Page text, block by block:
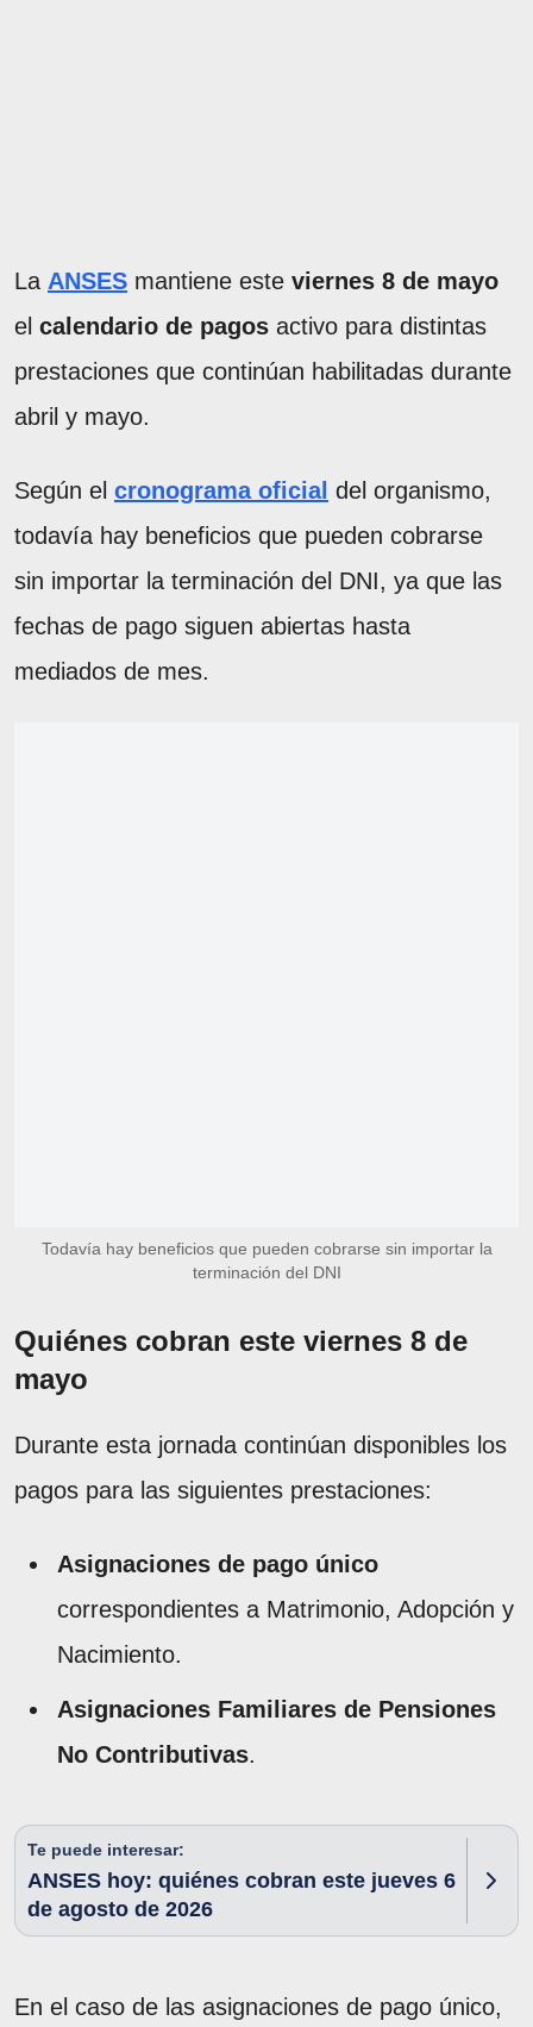
La ANSES mantiene este viernes 8 de mayo
el calendario de pagos activo para distintas
prestaciones que continúan habilitadas durante
abril y mayo.
Según el cronograma oficial del organismo,
todavía hay beneficios que pueden cobrarse
sin importar la terminación del DNI, ya que las
fechas de pago siguen abiertas hasta
mediados de mes.
Todavía hay beneficios que pueden cobrarse sin importar la
terminación del DNI
Quiénes cobran este viernes 8 de
mayo
Durante esta jornada continúan disponibles los
pagos para las siguientes prestaciones:
Asignaciones de pago único
correspondientes a Matrimonio, Adopción y
Nacimiento.
Asignaciones Familiares de Pensiones
No Contributivas.
Te puede interesar:
ANSES hoy: quiénes cobran este jueves 6
de agosto de 2026
En el caso de las asignaciones de pago único,